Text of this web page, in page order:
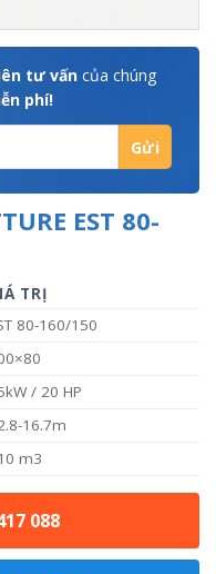
tư vấn của chúng
phí!
EST 80-
TRỊ
80-160/150
/ 20 HP
16.7m
m3
088